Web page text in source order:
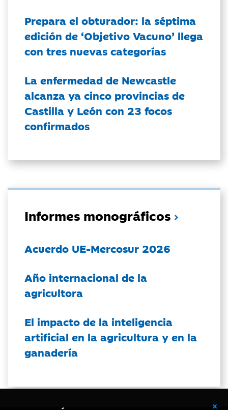
Prepara el obturador: la séptima
edición de ‘Objetivo Vacuno’ llega
con tres nuevas categorías
La enfermedad de Newcastle
alcanza ya cinco provincias de
Castilla y León con 23 focos
confirmados
Informes monográficos
Acuerdo UE-Mercosur 2026
Año internacional de la
agricultora
El impacto de la inteligencia
artificial en la agricultura y en la
ganadería